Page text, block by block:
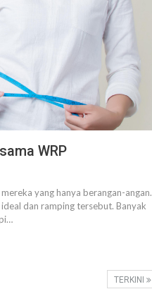
WRP
yang hanya berangan-angan.
dan ramping tersebut. Banyak
TERKINI